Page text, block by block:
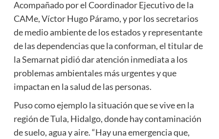
Acompañado por el Coordinador Ejecutivo de la
CAMe, Víctor Hugo Páramo, y por los secretarios
de medio ambiente de los estados y representante
de las dependencias que la conforman, el titular de
la Semarnat pidió dar atención inmediata a los
problemas ambientales más urgentes y que
impactan en la salud de las personas.
Puso como ejemplo la situación que se vive en la
región de Tula, Hidalgo, donde hay contaminación
de suelo, agua y aire. “Hay una emergencia que,